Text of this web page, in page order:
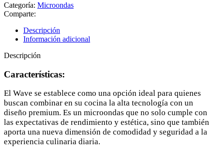
Categoría: Microondas
Comparte:
Descripción
Información adicional
Descripción
Características:
El Wave se establece como una opción ideal para quienes
buscan combinar en su cocina la alta tecnología con un
diseño premium. Es un microondas que no solo cumple con
las expectativas de rendimiento y estética, sino que también
aporta una nueva dimensión de comodidad y seguridad a la
experiencia culinaria diaria.